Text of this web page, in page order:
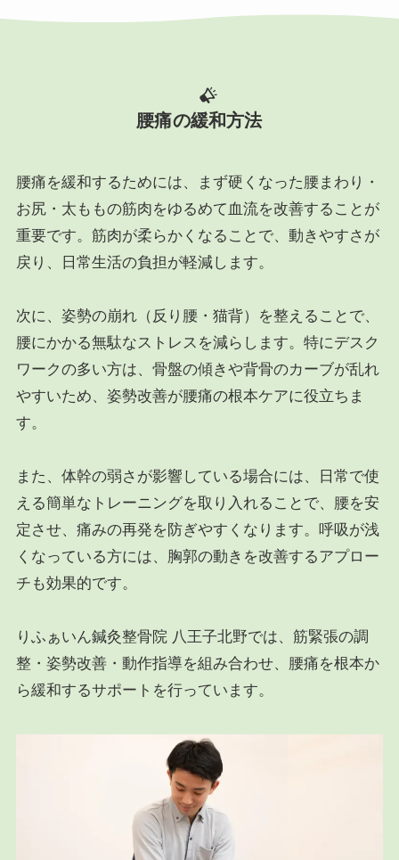
腰痛の緩和方法
腰痛を緩和するためには、まず硬くなった腰まわり・
お尻・太ももの筋肉をゆるめて血流を改善することが
重要です。筋肉が柔らかくなることで、動きやすさが
戻り、日常生活の負担が軽減します。
次に、姿勢の崩れ（反り腰・猫背）を整えることで、
腰にかかる無駄なストレスを減らします。特にデスク
ワークの多い方は、骨盤の傾きや背骨のカーブが乱れ
やすいため、姿勢改善が腰痛の根本ケアに役立ちま
す。
また、体幹の弱さが影響している場合には、日常で使
える簡単なトレーニングを取り入れることで、腰を安
定させ、痛みの再発を防ぎやすくなります。呼吸が浅
くなっている方には、胸郭の動きを改善するアプロー
チも効果的です。
りふぁいん鍼灸整骨院 八王子北野では、筋緊張の調
整・姿勢改善・動作指導を組み合わせ、腰痛を根本か
ら緩和するサポートを行っています。